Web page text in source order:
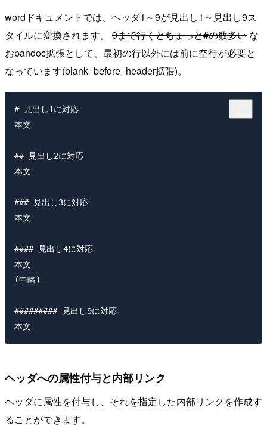
wordドキュメントでは、ヘッダ1～9が見出し1～見出し9ス
タイルに変換されます。 9まで行くとちょっと#の数多い な
おpandoc拡張として、最初の行以外には前に空行が必要と
なっています(blank_before_header拡張)。
# 見出し1に対応
本文
## 見出し2に対応
本文
### 見出し3に対応
本文
#### 見出し4に対応
本文
(中略)
######### 見出し9に対応
ヘッダへの属性付与と内部リンク
ヘッダに属性を付与し、それを指定した内部リンクを作成す
ることができます。